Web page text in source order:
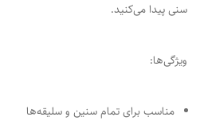
سنی پیدا می‌کنید.
ویژگی‌ها:
مناسب برای تمام سنین و سلیقه‌ها